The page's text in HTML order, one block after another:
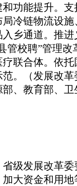
功能提升。
冷链物流设
乡通道。推
管校聘”管理
联合体。依
。（发展改
、教育部、
发展改革委
大资金和用